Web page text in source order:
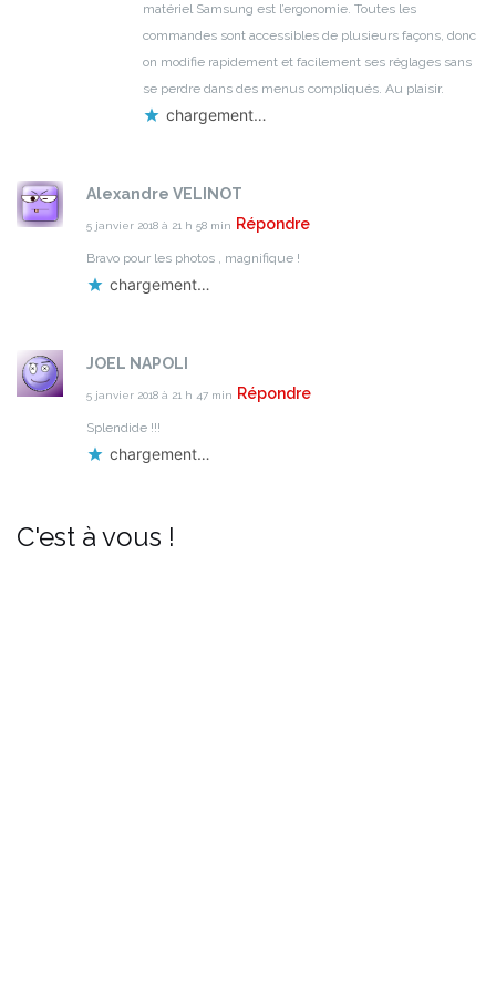
matériel Samsung est l’ergonomie. Toutes les
commandes sont accessibles de plusieurs façons, donc
on modifie rapidement et facilement ses réglages sans
se perdre dans des menus compliqués. Au plaisir.
chargement…
Alexandre VELINOT
5 janvier 2018 à 21 h 58 min Répondre
Bravo pour les photos , magnifique !
chargement…
JOEL NAPOLI
5 janvier 2018 à 21 h 47 min Répondre
Splendide !!!
chargement…
C'est à vous !